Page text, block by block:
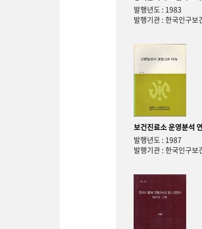
발행년도 : 1983
발행기관 : 한국인구보
보건진료소 운영분석
발행년도 : 1987
발행기관 : 한국인구보